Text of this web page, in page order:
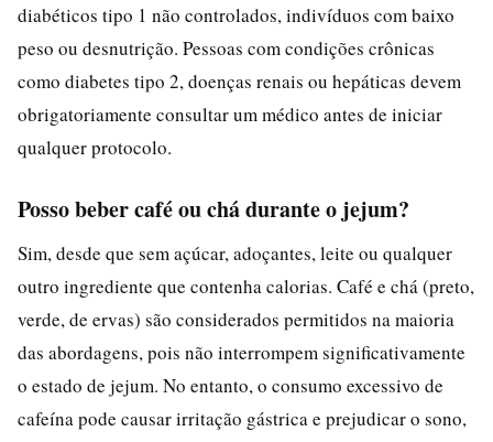
diabéticos tipo 1 não controlados, indivíduos com baixo
peso ou desnutrição. Pessoas com condições crônicas
como diabetes tipo 2, doenças renais ou hepáticas devem
obrigatoriamente consultar um médico antes de iniciar
qualquer protocolo.
Posso beber café ou chá durante o jejum?
Sim, desde que sem açúcar, adoçantes, leite ou qualquer
outro ingrediente que contenha calorias. Café e chá (preto,
verde, de ervas) são considerados permitidos na maioria
das abordagens, pois não interrompem significativamente
o estado de jejum. No entanto, o consumo excessivo de
cafeína pode causar irritação gástrica e prejudicar o sono,